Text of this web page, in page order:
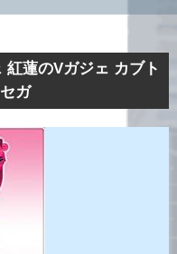
蓮のVガジェ カブト
ガ